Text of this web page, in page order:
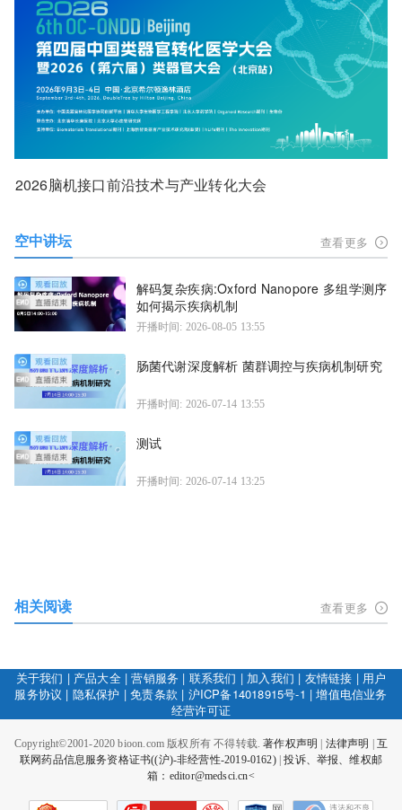
2026脑机接口前沿技术与产业转化大会
空中讲坛 查看更多
解码复杂疾病:Oxford Nanopore 多组学测序
如何揭示疾病机制
开播时间: 2026-08-05 13:55
肠菌代谢深度解析 菌群调控与疾病机制研究
开播时间: 2026-07-14 13:55
测试
开播时间: 2026-07-14 13:25
相关阅读 查看更多
关于我们 | 产品大全|营销服务 | 联系我们 | 加入我们 | 友情链接 | 用户
服务协议 | 隐私保护 |免责条款 | 沪ICP备14018915号-1 |增值电信业务
经营许可证
Copyright©2001-2020 bioon.com 版权所有 不得转载.著作权声明 法律声明
互
联网药品信息服务资格证书((沪)-非经营性-2019-0162)|投诉、举报、维权邮
箱：editor@medsci.cn<